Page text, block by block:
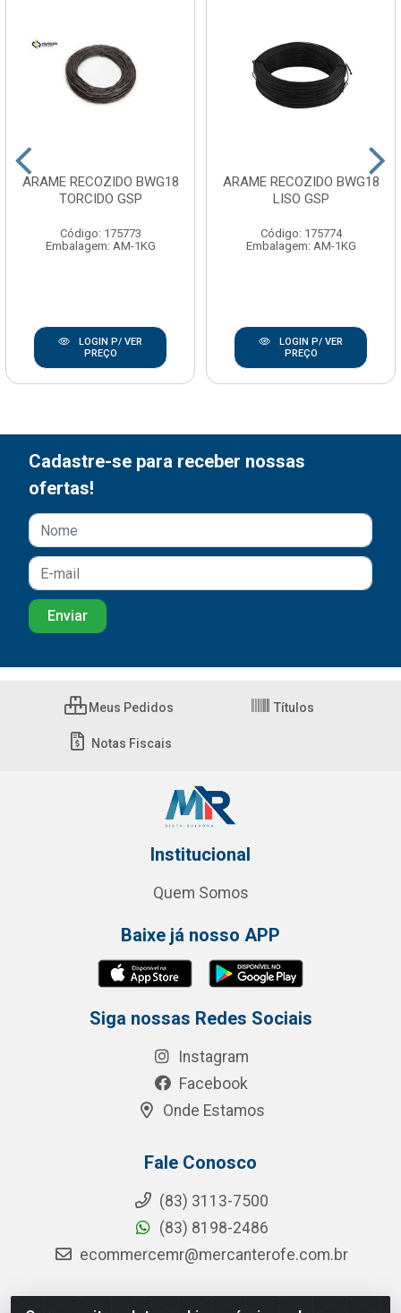
ARAME RECOZIDO BWG18
TORCIDO GSP
Código: 175773
Embalagem: AM-1KG
LOGIN P/ VER
PREÇO
ARAME RECOZIDO BWG18
LISO GSP
Código: 175774
Embalagem: AM-1KG
LOGIN P/ VER
PREÇO
Cadastre-se para receber nossas
ofertas!
Meus Pedidos Títulos
Notas Fiscais
Institucional
Quem Somos
Baixe já nosso APP
Siga nossas Redes Sociais
Instagram
Facebook
Onde Estamos
Fale Conosco
(83) 3113-7500
(83) 8198-2486
ecommercemr@mercanterofe.com.br